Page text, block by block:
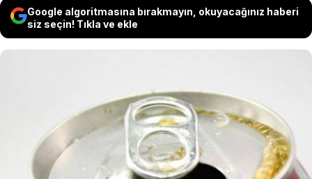
Google algoritmasına bırakmayın, okuyacağınız haberi
siz seçin! Tıkla ve ekle
Gündelik yaşamda sıkça kullanılan
alüminyum içecek kutularının açma
halkaları, sadece bir açma aparatı olmanın
ötesinde kritik mühendislik işlevleri
barındırıyor. İşte asıl amacı...